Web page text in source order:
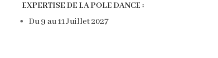
EXPERTISE DE LA POLE DANCE :
Du 9 au 11 Juillet 2027